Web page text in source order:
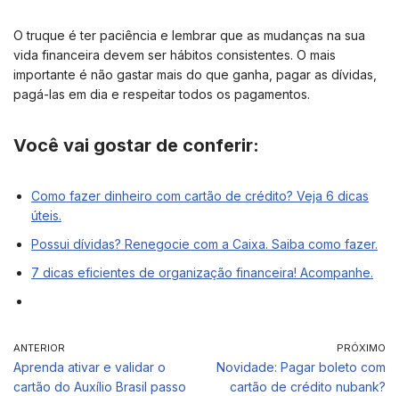
O truque é ter paciência e lembrar que as mudanças na sua
vida financeira devem ser hábitos consistentes. O mais
importante é não gastar mais do que ganha, pagar as dívidas,
pagá-las em dia e respeitar todos os pagamentos.
Você vai gostar de conferir:
Como fazer dinheiro com cartão de crédito? Veja 6 dicas
úteis.
Possui dívidas? Renegocie com a Caixa. Saiba como fazer.
7 dicas eficientes de organização financeira! Acompanhe.
ANTERIOR
Aprenda ativar e validar o
cartão do Auxílio Brasil passo
PRÓXIMO
Novidade: Pagar boleto com
cartão de crédito nubank?